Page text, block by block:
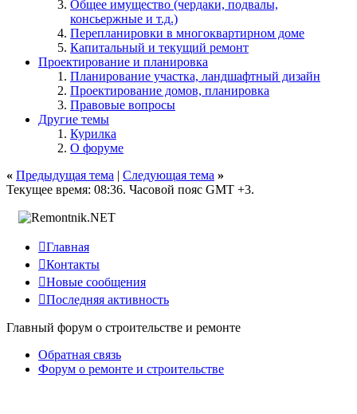
Общее имущество (чердаки, подвалы,
консьержные и т.д.)
Перепланировки в многоквартирном доме
Капитальный и текущий ремонт
Проектирование и планировка
Планирование участка, ландшафтный дизайн
Проектирование домов, планировка
Правовые вопросы
Другие темы
Курилка
О форуме
« Предыдущая тема | Следующая тема »
Текущее время: 08:36. Часовой пояс GMT +3.
Главная
Контакты
Новые сообщения
Последняя активность
Главный форум о строительстве и ремонте
Обратная связь
Форум о ремонте и строительстве